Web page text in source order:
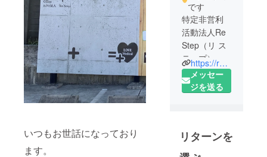
いつもお世話になっており
ます。
です
特定非営利
活動法人Re
Step（リ ス
テップ）と
申します。
2020年10月
士もしくは
作業療法士
https://restepnpo.wixsite.com/website
メッセー
ジを送る
リターンを